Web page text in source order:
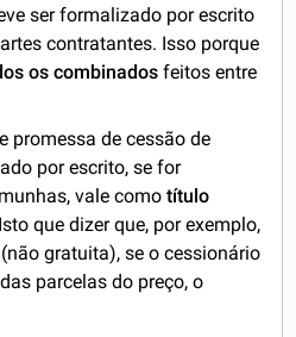
ser formalizado por escrito
contratantes. Isso porque
os combinados feitos entre
promessa de cessão de
por escrito, se for
vale comotítulo
que dizer que, por exemplo,
gratuita), se o cessionário
parcelas do preço, o